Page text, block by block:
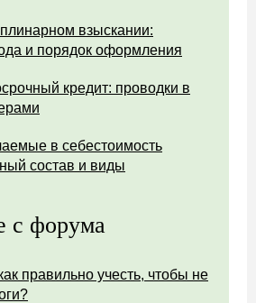
взыскании:
и порядок оформления
кредит: проводки в
в себестоимость
состав и виды
с форума
правильно учесть, чтобы не